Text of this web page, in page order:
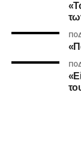
Ο Καμαρά
σεζόν με
Ατρόμητο και